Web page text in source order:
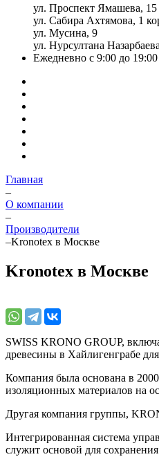
ул. Проспект Ямашева, 15
ул. Сабира Ахтямова, 1
ул. Мусина, 9
ул. Нурсултана
Ежедневно с 9:00 до 19:00
Главная
–
О компании
–
Производители
–Kronotex в Москве
Kronotex в Москве
SWISS KRONO GROUP,
древесины в Хайлигенграбе
Компания была основана в
изоляционных материалов на
Другая компания группы,
Интегрированная система
служит основой для